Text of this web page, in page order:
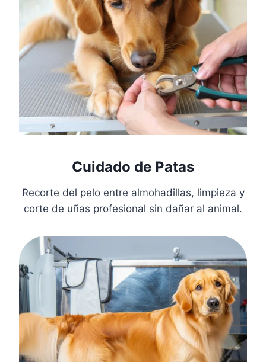
Cuidado de Patas
Recorte del pelo entre almohadillas, limpieza y
corte de uñas profesional sin dañar al animal.